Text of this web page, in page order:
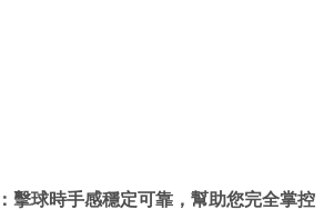
擊球時手感穩定可靠，幫助您完全掌控